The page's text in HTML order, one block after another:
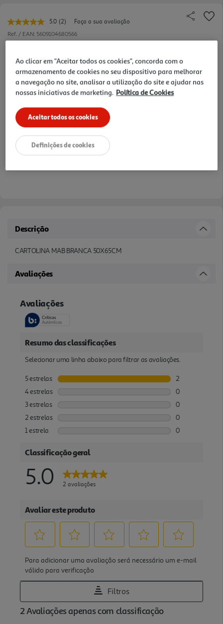
5.0 Leu
2
avaliações.
para
a
mesma
página.
(2)
Faça a sua avaliação
Ref. / EAN: 5609104680566
0,95 €
Notas de preparação
Descrição
CARTOLINA MAB BRANCA 50X65CM
Avaliações
Ao clicar em "Aceitar todos os cookies", concorda com o
armazenamento de cookies no seu dispositivo para melhorar
a navegação no site, analisar a utilização do site e ajudar nas
nossas iniciativas de marketing. Política de Cookies
Aceitar todos os cookies
Definições de cookies